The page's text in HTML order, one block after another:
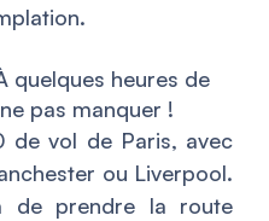
quelques heures de
pas manquer !
de vol de Paris, avec
ou Liverpool.
de prendre la route